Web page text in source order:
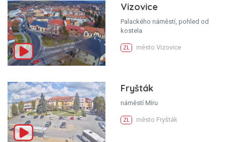
Vizovice
Palackého náměstí, pohled od
kostela
ZL město Vizovice
Fryšták
náměstí Míru
ZL město Fryšták